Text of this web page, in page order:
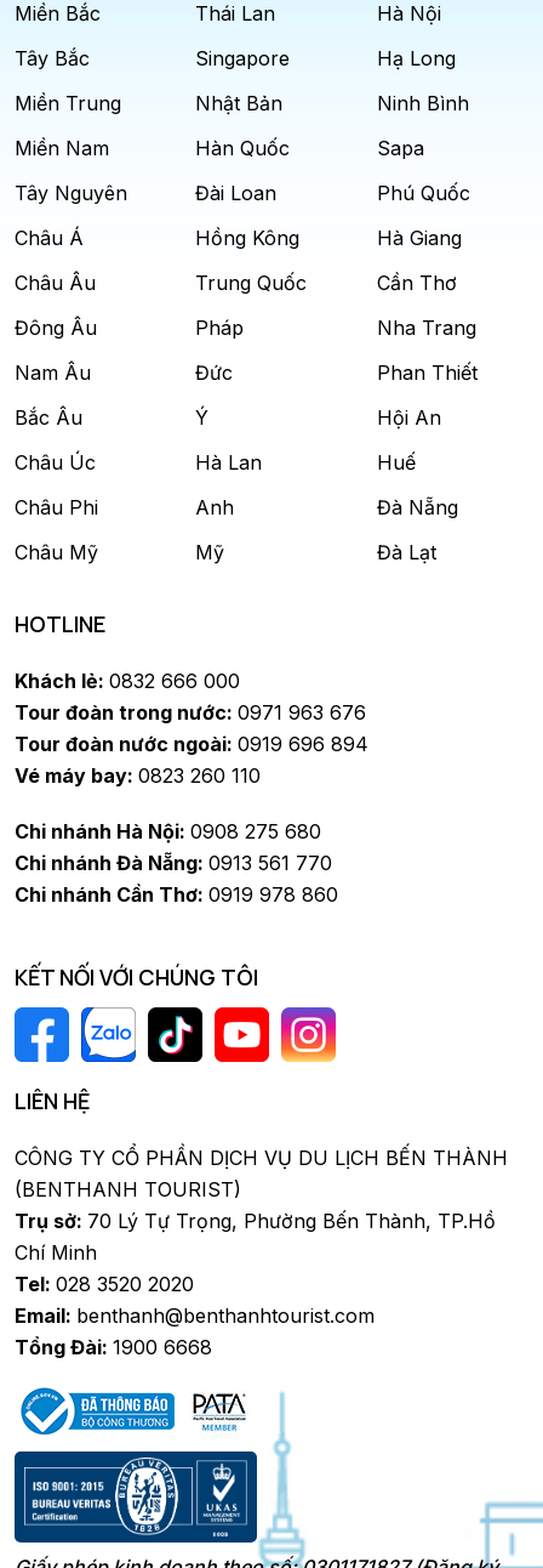
Miền Bắc
Tây Bắc
Miền Trung
Miền Nam
Tây Nguyên
Châu Á
Châu Âu
Đông Âu
Nam Âu
Bắc Âu
Châu Úc
Châu Phi
Châu Mỹ
Thái Lan
Singapore
Nhật Bản
Hàn Quốc
Đài Loan
Hồng Kông
Trung Quốc
Pháp
Đức
Ý
Hà Lan
Anh
Mỹ
Hà Nội
Hạ Long
Ninh Bình
Sapa
Phú Quốc
Hà Giang
Cần Thơ
Nha Trang
Phan Thiết
Hội An
Huế
Đà Nẵng
Đà Lạt
HOTLINE
Khách lẻ: 0832 666 000
Tour đoàn trong nước: 0971 963 676
Tour đoàn nước ngoài: 0919 696 894
Vé máy bay: 0823 260 110
Chi nhánh Hà Nội: 0908 275 680
Chi nhánh Đà Nẵng: 0913 561 770
Chi nhánh Cần Thơ: 0919 978 860
KẾT NỐI VỚI CHÚNG TÔI
LIÊN HỆ
CÔNG TY CỔ PHẦN DỊCH VỤ DU LỊCH BẾN THÀNH
(BENTHANH TOURIST)
Trụ sở: 70 Lý Tự Trọng, Phường Bến Thành, TP.Hồ
Chí Minh
Tel: 028 3520 2020
Email: benthanh@benthanhtourist.com
Tổng Đài: 1900 6668